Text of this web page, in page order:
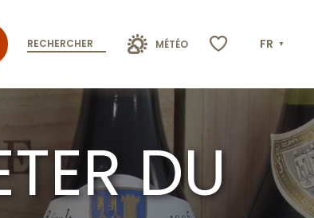
RECHERCHER MÉTÉO FR
DU